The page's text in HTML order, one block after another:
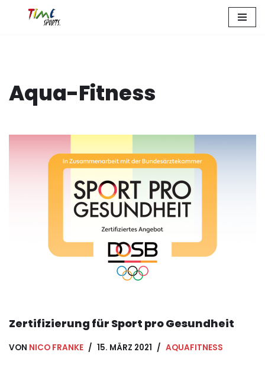
Aqua-Fitness
Zertifizierung für Sport pro Gesundheit
VON NICO FRANKE 15. MÄRZ 2021 AQUAFITNESS